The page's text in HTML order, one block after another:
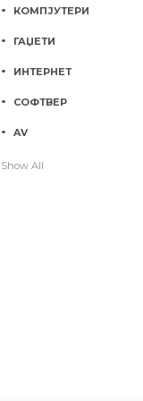
КОМПЈУТЕРИ
ГАЏЕТИ
ИНТЕРНЕТ
СОФТВЕР
AV
Show All